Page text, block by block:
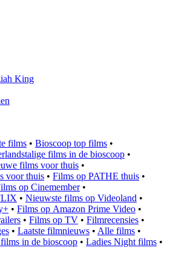
King
films • Bioscoop top films •
films in de bioscoop •
films voor thuis •
voor thuis • Films op PATHE thuis •
op Cinemember•
• Nieuwste films op Videoland •
• Films op Amazon Prime Video •
• Films op TV • Filmrecensies •
• Laatste filmnieuws • Alle films •
in de bioscoop • Ladies Night films •